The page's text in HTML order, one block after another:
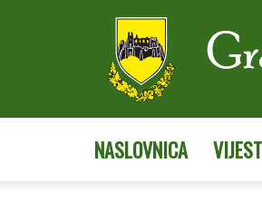
NASLOVNICA